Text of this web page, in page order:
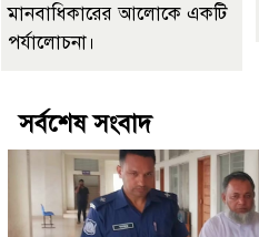
মানবাধিকারের আলোকে একটি
পর্যালোচনা।
সর্বশেষ সংবাদ